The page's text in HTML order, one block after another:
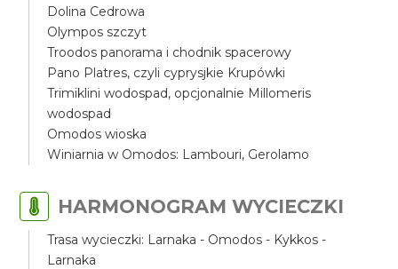
Dolina Cedrowa
Olympos szczyt
Troodos panorama i chodnik spacerowy
Pano Platres, czyli cyprysjkie Krupówki
Trimiklini wodospad, opcjonalnie Millomeris
wodospad
Omodos wioska
Winiarnia w Omodos: Lambouri, Gerolamo
HARMONOGRAM WYCIECZKI
Trasa wycieczki: Larnaka - Omodos - Kykkos -
Larnaka